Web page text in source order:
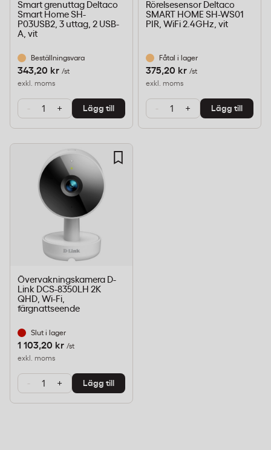
Smart grenuttag Deltaco
Smart Home SH-
P03USB2, 3 uttag, 2 USB-
A, vit
Beställningsvara
343,20 kr /st
exkl. moms
- + Lägg till
Rörelsesensor Deltaco
SMART HOME SH-WS01
PIR, WiFi 2.4GHz, vit
Fåtal i lager
375,20 kr /st
exkl. moms
- + Lägg till
Övervakningskamera D-
Link DCS-8350LH 2K
QHD, Wi-Fi,
färgnattseende
Slut i lager
1 103,20 kr /st
exkl. moms
- + Lägg till